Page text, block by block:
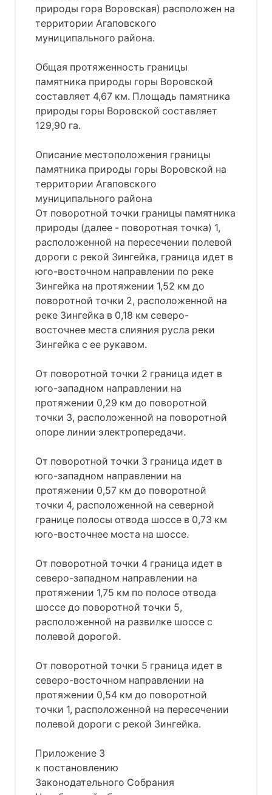
природы гора Воровская) расположен на
территории Агаповского
муниципального района.
Общая протяженность границы
памятника природы горы Воровской
составляет 4,67 км. Площадь памятника
природы горы Воровской составляет
129,90 га.
Описание местоположения границы
памятника природы горы Воровской на
территории Агаповского
муниципального района
От поворотной точки границы памятника
природы (далее - поворотная точка) 1,
расположенной на пересечении полевой
дороги с рекой Зингейка, граница идет в
юго-восточном направлении по реке
Зингейка на протяжении 1,52 км до
поворотной точки 2, расположенной на
реке Зингейка в 0,18 км северо-
восточнее места слияния русла реки
Зингейка с ее рукавом.
От поворотной точки 2 граница идет в
юго-западном направлении на
протяжении 0,29 км до поворотной
точки 3, расположенной на поворотной
опоре линии электропередачи.
От поворотной точки 3 граница идет в
юго-западном направлении на
протяжении 0,57 км до поворотной
точки 4, расположенной на северной
границе полосы отвода шоссе в 0,73 км
юго-восточнее моста на шоссе.
От поворотной точки 4 граница идет в
северо-западном направлении на
протяжении 1,75 км по полосе отвода
шоссе до поворотной точки 5,
расположенной на развилке шоссе с
полевой дорогой.
От поворотной точки 5 граница идет в
северо-восточном направлении на
протяжении 0,54 км до поворотной
точки 1, расположенной на пересечении
полевой дороги с рекой Зингейка.
Приложение 3
к постановлению
Законодательного Собрания